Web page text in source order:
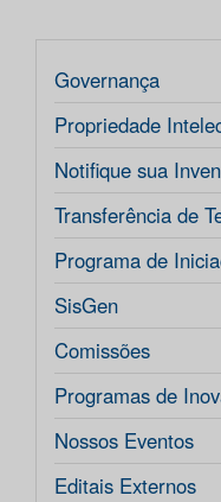
Governança
Propriedade
Notifique sua
Transferência de
Programa de
SisGen
Comissões
Programas de
Nossos Eventos
Editais Externos